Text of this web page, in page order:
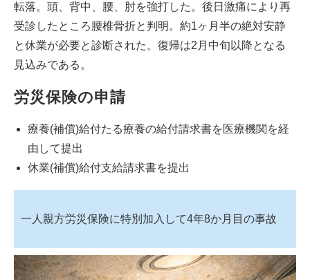
転落。頭、背中、腰、肘を強打した。後日激痛により再
受診したところ腰椎骨折と判明。約1ヶ月半の絶対安静
と休業が必要と診断された。復帰は2月中旬以降となる
見込みである。
労災保険の申請
療養(補償)給付たる療養の給付請求書を医療機関を経
由して提出
休業(補償)給付支給請求書を提出
一人親方労災保険に特別加入して4年8か月目の事故